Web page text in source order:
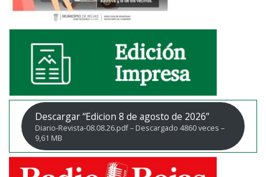
Descargar “Edicion 8 de agosto de 2026”
Diario-Revista-08.08.26.pdf – Descargado 4860 veces –
9,61 MB